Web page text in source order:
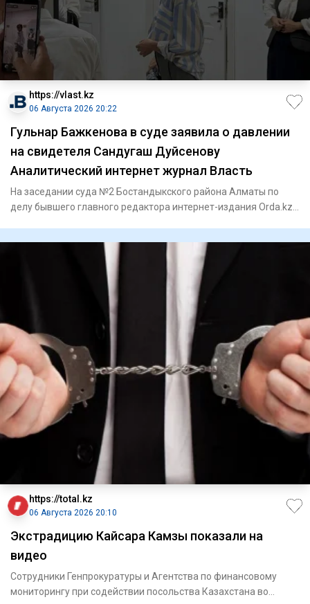
https://vlast.kz
06 Августа 2026 20:22
Гульнар Бажкенова в суде заявила о давлении
на свидетеля Сандугаш Дуйсенову
Аналитический интернет журнал Власть
На заседании суда №2 Бостандыкского района Алматы по
делу бывшего главного редактора интернет-издания Orda.kz
https://total.kz
06 Августа 2026 20:10
Экстрадицию Кайсара Камзы показали на
видео
Сотрудники Генпрокуратуры и Агентства по финансовому
мониторингу при содействии посольства Казахстана во